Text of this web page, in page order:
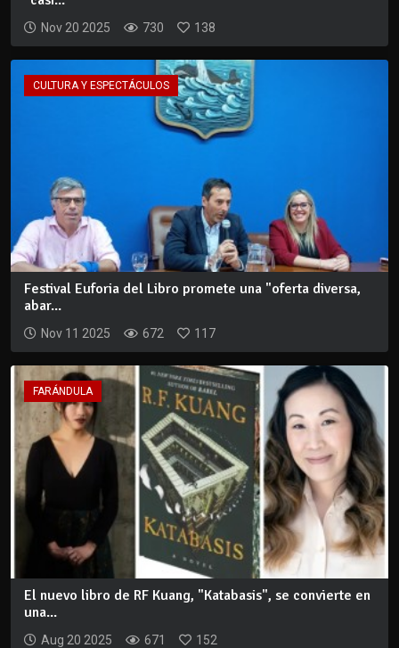
Nov 20 2025 730 138
CULTURA Y ESPECTÁCULOS
Festival Euforia del Libro promete una "oferta diversa,
abar...
Nov 11 2025 672 117
FARÁNDULA
El nuevo libro de RF Kuang, "Katabasis", se convierte en
una...
Aug 20 2025 671 152